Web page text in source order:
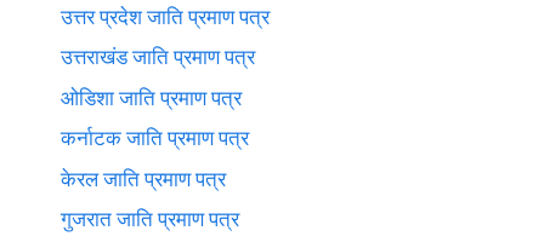
उत्तर प्रदेश जाति प्रमाण पत्र
उत्तराखंड जाति प्रमाण पत्र
ओडिशा जाति प्रमाण पत्र
कर्नाटक जाति प्रमाण पत्र
केरल जाति प्रमाण पत्र
गुजरात जाति प्रमाण पत्र